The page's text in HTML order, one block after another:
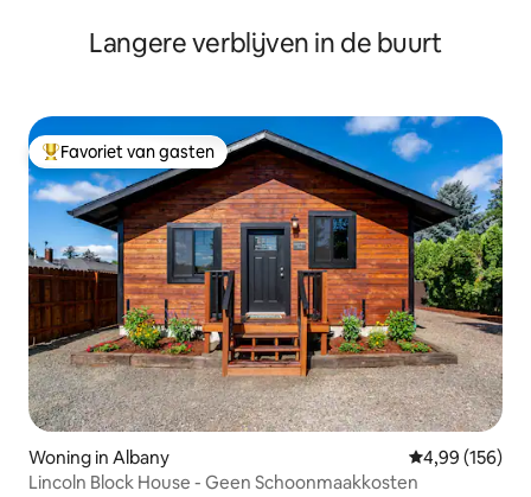
Langere verblijven in de buurt
Topfavoriet van gasten
Favoriet van gasten
Woning in Albany Gemiddelde
4,99 (156)
Lincoln Block House - Geen Schoonmaakkosten